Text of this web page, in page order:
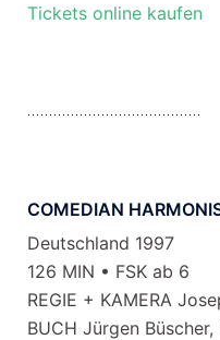
Tickets online kaufen
COMEDIAN
Deutschland 1997
126 MIN • FSK ab 6
REGIE + KAMERA
BUCH Jürgen